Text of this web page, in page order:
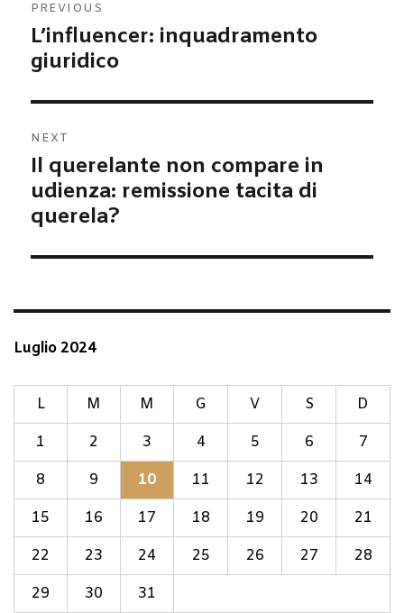
articoli
PREVIOUS
Previous
post:
L’influencer: inquadramento
giuridico
NEXT
Next
post:
Il querelante non compare in
udienza: remissione tacita di
querela?
Luglio 2024
L M M G V S
D
1
2 3 4 5 6
7
8
9 10 11 12 13
14
15
16 17 18 19 20
21
22
23 24 25 26 27
28
29
30
31